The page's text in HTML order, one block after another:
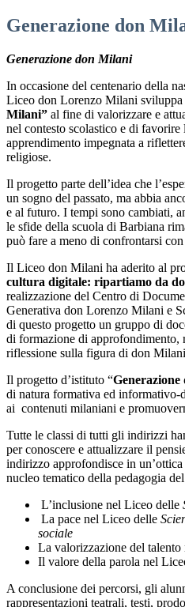
Generazione don
Generazione don Milani
In occasione del centenario della
Liceo don Lorenzo Milani sviluppa
Milani” al fine di valorizzare e
nel contesto scolastico e di
apprendimento impegnata a
religiose.
Il progetto parte dell’idea che
un sogno del passato, ma abbia
e al futuro. I tempi sono cambiati,
le sfide della scuola di Barbiana
può fare a meno di confrontarsi con
Il Liceo don Milani ha aderito al
cultura digitale: ripartiamo da
realizzazione del Centro di
Generativa don Lorenzo Milani e
di questo progetto un gruppo di
di formazione di approfondimento,
riflessione sulla figura di don Milani
Il progetto d’istituto “Generazione
di natura formativa ed informativo-
ai contenuti milaniani e
Tutte le classi di tutti gli indirizzi
per conoscere e attualizzare il
indirizzo approfondisce in
nucleo tematico della pedagogia
L’inclusione nel Liceo delle
La pace nel Liceo delle
sociale
La valorizzazione del
Il valore della parola nel
A conclusione dei percorsi, gli
rappresentazioni teatrali, testi,